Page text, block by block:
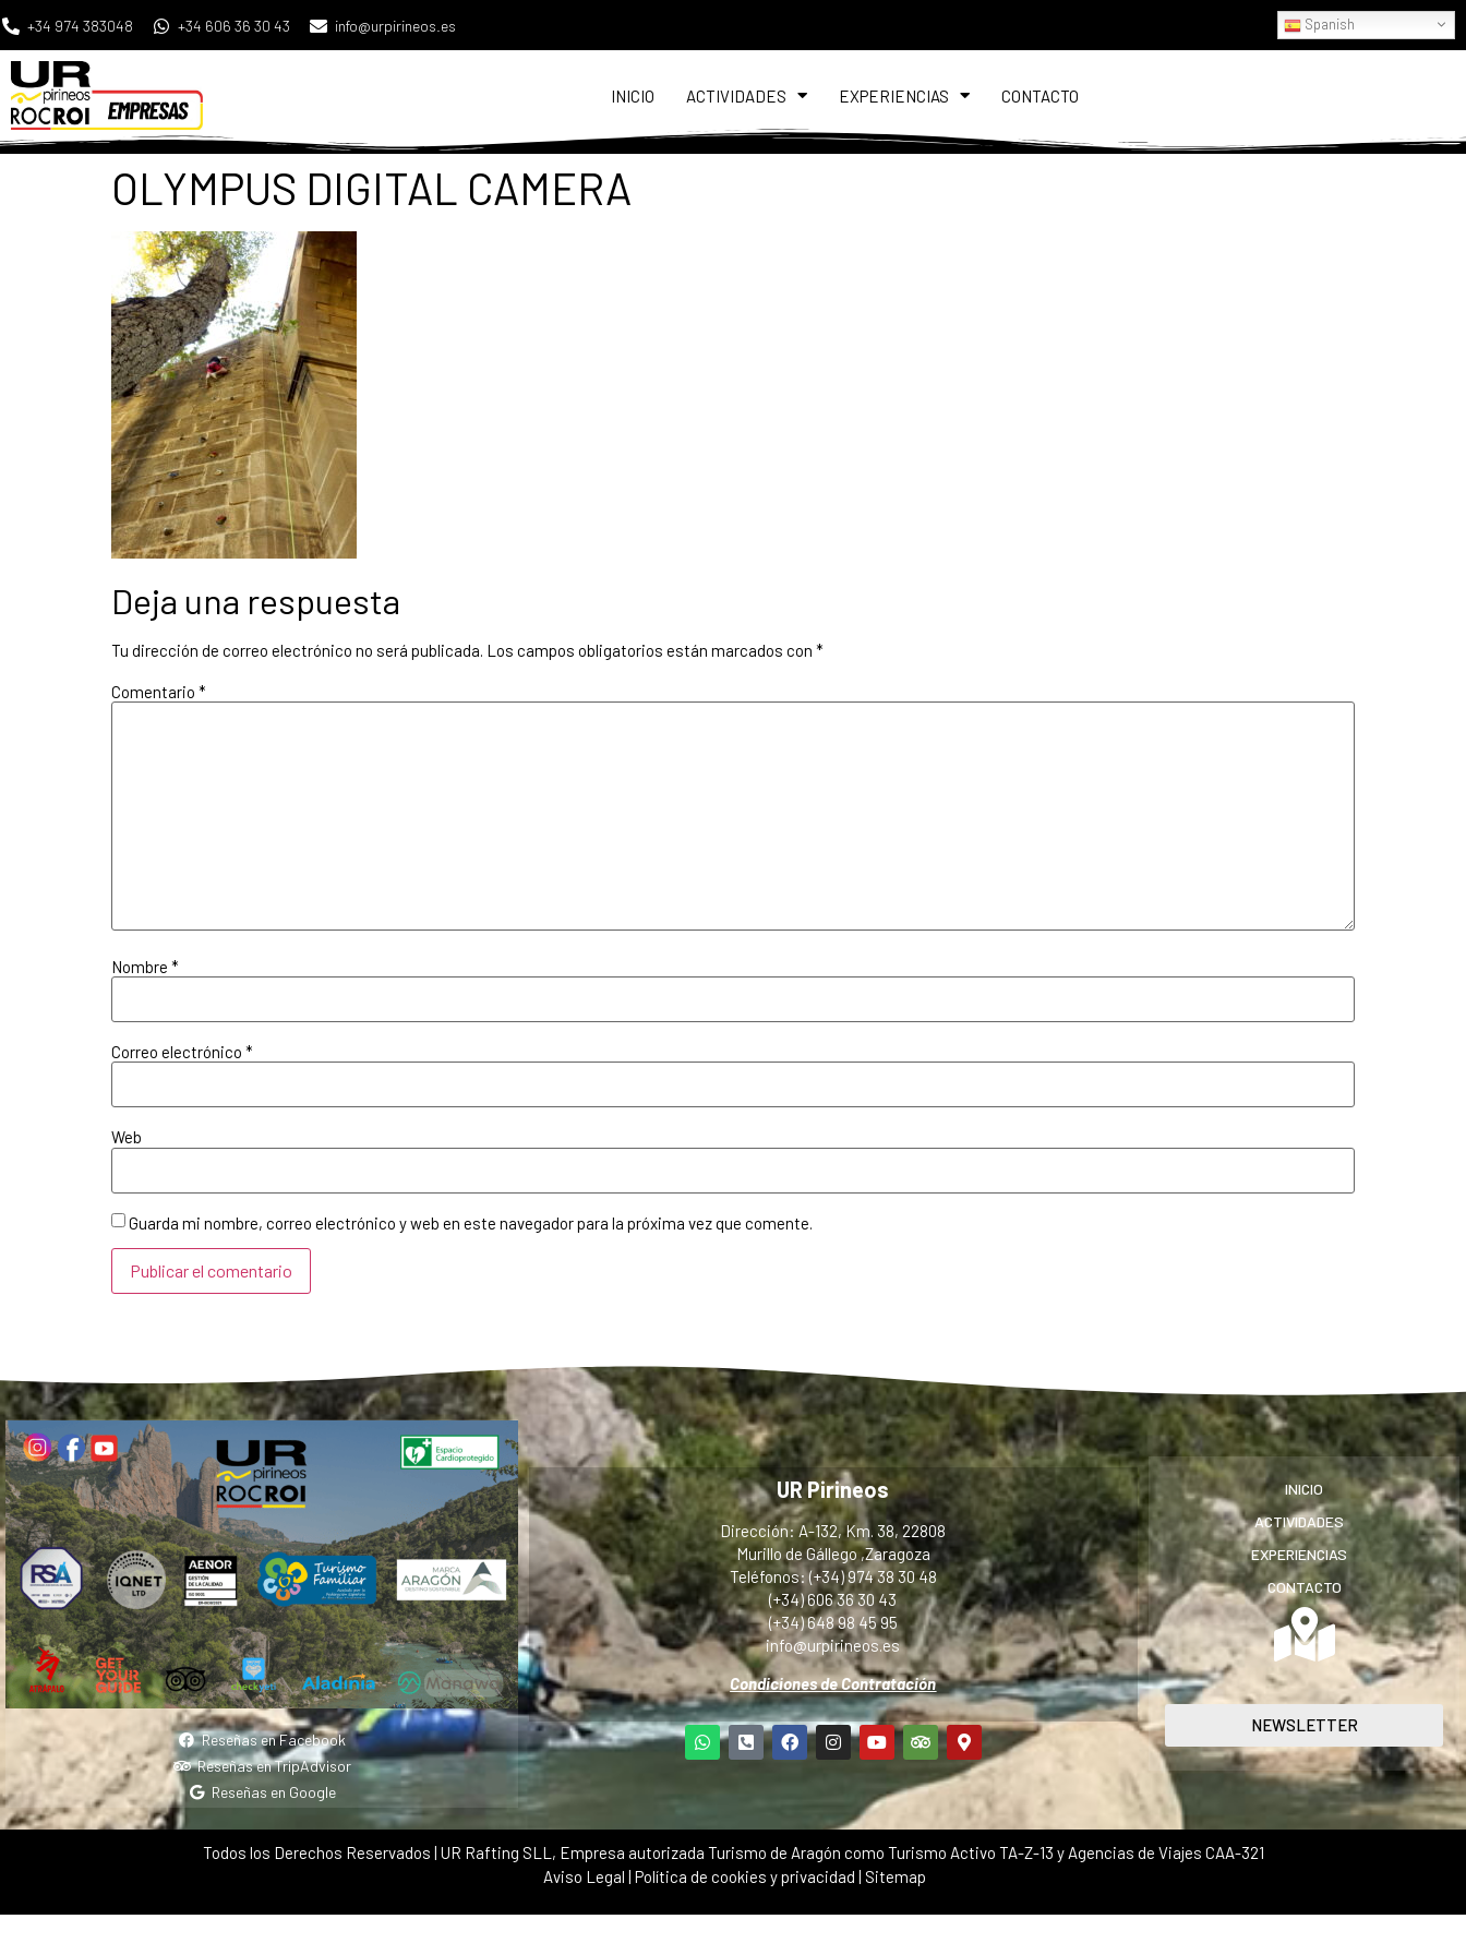
+34 974 383048 +34 606 36 30 43 info@urpirineos.es Spanish
INICIO ACTIVIDADES EXPERIENCIAS CONTACTO
OLYMPUS DIGITAL CAMERA
Deja una respuesta
Tu dirección de correo electrónico no será publicada. Los campos obligatorios están marcados con *
Comentario *
Nombre *
Correo electrónico *
Web
Guarda mi nombre, correo electrónico y web en este navegador para la próxima vez que comente.
Reseñas en Facebook
Reseñas en TripAdvisor
Reseñas en Google
UR Pirineos
Dirección: A-132, Km. 38, 22808
Murillo de Gállego ,Zaragoza
Teléfonos: (+34) 974 38 30 48
(+34) 606 36 30 43
(+34) 648 98 45 95
info@urpirineos.es
Condiciones de Contratación
INICIO
ACTIVIDADES
EXPERIENCIAS
CONTACTO
NEWSLETTER
Todos los Derechos Reservados | UR Rafting SLL, Empresa autorizada Turismo de Aragón como Turismo Activo TA-Z-13 y Agencias de Viajes CAA-321
Aviso Legal | Política de cookies y privacidad | Sitemap